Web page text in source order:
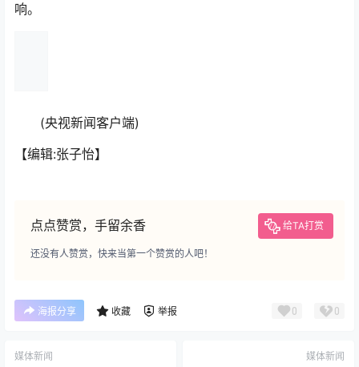
响。
(央视新闻客户端)
【编辑:张子怡】
点点赞赏，手留余香 给TA打赏
还没有人赞赏，快来当第一个赞赏的人吧！
海报分享 收藏 举报 0 0
媒体新闻 媒体新闻